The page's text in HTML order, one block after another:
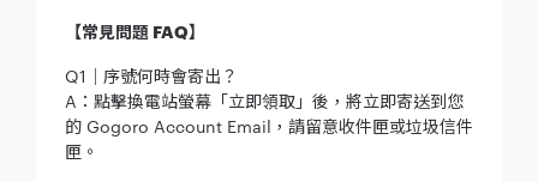
【常見問題 FAQ】
Q1｜序號何時會寄出？
A：點擊換電站螢幕「立即領取」後，將立即寄送到您
的 Gogoro Account Email，請留意收件匣或垃圾信件
匣。